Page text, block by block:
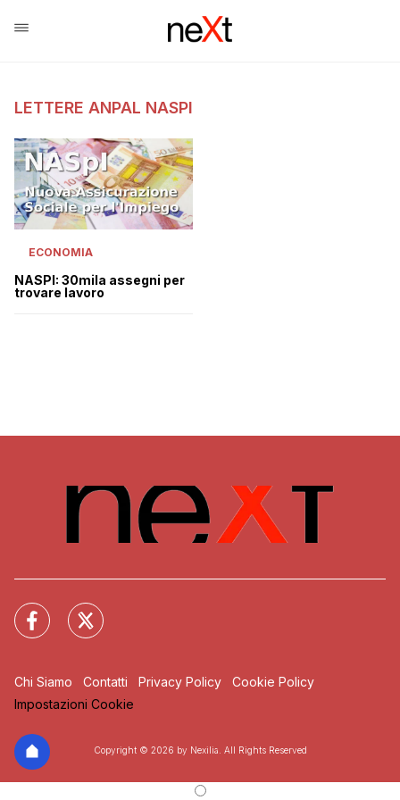
LETTERE ANPAL NASPI
ECONOMIA
NASPI: 30mila assegni per
trovare lavoro
Chi Siamo Contatti Privacy Policy
Cookie Policy
Impostazioni Cookie
Copyright © 2026 by Nexilia. All Rights Reserved